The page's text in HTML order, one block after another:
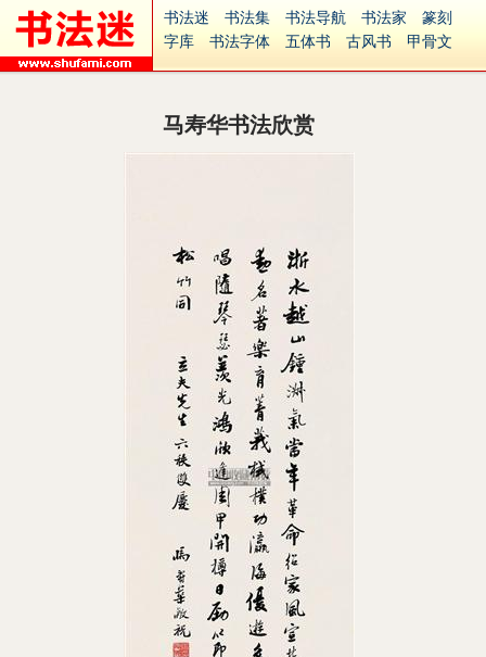
书法迷 书法集 书法导航 书法家
篆刻
字库
书法字体 五体书 古风书
甲骨文
集字
字形 大字 篆刻之家
古籍
中医 象棋 游戏
马寿华书法欣赏